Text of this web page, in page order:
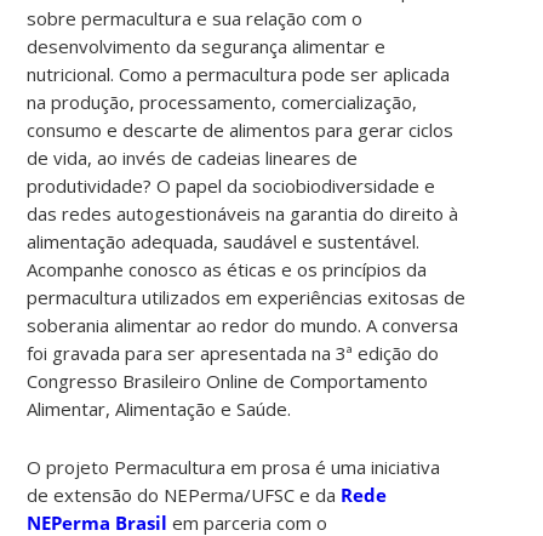
sobre permacultura e sua relação com o
desenvolvimento da segurança alimentar e
nutricional. Como a permacultura pode ser aplicada
na produção, processamento, comercialização,
consumo e descarte de alimentos para gerar ciclos
de vida, ao invés de cadeias lineares de
produtividade? O papel da sociobiodiversidade e
das redes autogestionáveis na garantia do direito à
alimentação adequada, saudável e sustentável.
Acompanhe conosco as éticas e os princípios da
permacultura utilizados em experiências exitosas de
soberania alimentar ao redor do mundo. A conversa
foi gravada para ser apresentada na 3ª edição do
Congresso Brasileiro Online de Comportamento
Alimentar, Alimentação e Saúde.
O projeto Permacultura em prosa é uma iniciativa
de extensão do NEPerma/UFSC e da Rede
NEPerma Brasil em parceria com o